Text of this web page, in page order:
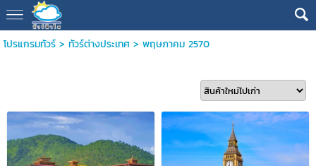
โปรแกรมทัวร์> ทัวร์ต่างประเทศ> พฤษภาคม 2570